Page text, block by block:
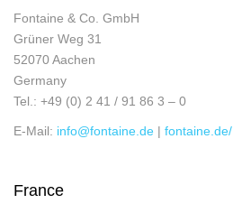
Fontaine & Co. GmbH
Grüner Weg 31
52070 Aachen
Germany
Tel.: +49 (0) 2 41 / 91 86 3 – 0
E-Mail: info@fontaine.de | fontaine.de/
France